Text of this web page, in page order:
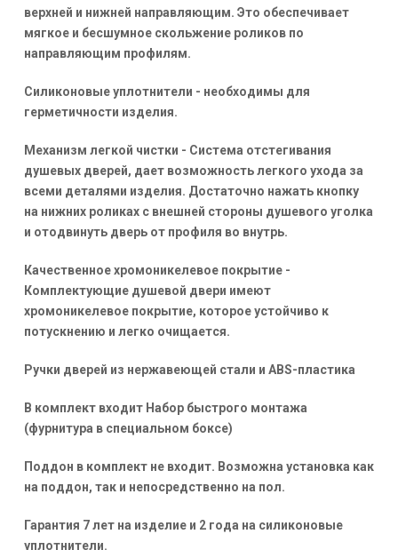
верхней и нижней направляющим. Это обеспечивает
мягкое и бесшумное скольжение роликов по
направляющим профилям.
Силиконовые уплотнители - необходимы для
герметичности изделия.
Механизм легкой чистки - Система отстегивания
душевых дверей, дает возможность легкого ухода за
всеми деталями изделия. Достаточно нажать кнопку
на нижних роликах с внешней стороны душевого уголка
и отодвинуть дверь от профиля во внутрь.
Качественное хромоникелевое покрытие -
Комплектующие душевой двери имеют
хромоникелевое покрытие, которое устойчиво к
потускнению и легко очищается.
Ручки дверей из нержавеющей стали и ABS-пластика
В комплект входит Набор быстрого монтажа
(фурнитура в специальном боксе)
Поддон в комплект не входит. Возможна установка как
на поддон, так и непосредственно на пол.
Гарантия 7 лет на изделие и 2 года на силиконовые
уплотнители.